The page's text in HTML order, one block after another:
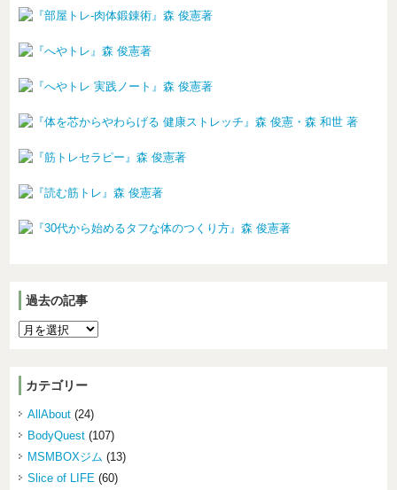
過去の記事
カテゴリー
AllAbout (24)
BodyQuest (107)
MSMBOXジム (13)
Slice of LIFE (60)